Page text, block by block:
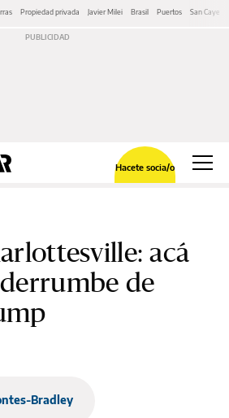
Propiedad privada Javier Milei Brasil Puertos San
Hacete socia/o
acá
de
Bradley